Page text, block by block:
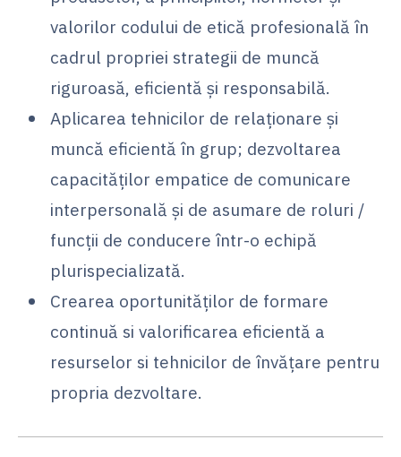
valorilor codului de etică profesională în
cadrul propriei strategii de muncă
riguroasă, eficientă şi responsabilă.
Aplicarea tehnicilor de relaţionare şi
muncă eficientă în grup; dezvoltarea
capacităţilor empatice de comunicare
interpersonală şi de asumare de roluri /
funcţii de conducere într-o echipă
plurispecializată.
Crearea oportunităţilor de formare
continuă si valorificarea eficientă a
resurselor si tehnicilor de învăţare pentru
propria dezvoltare.